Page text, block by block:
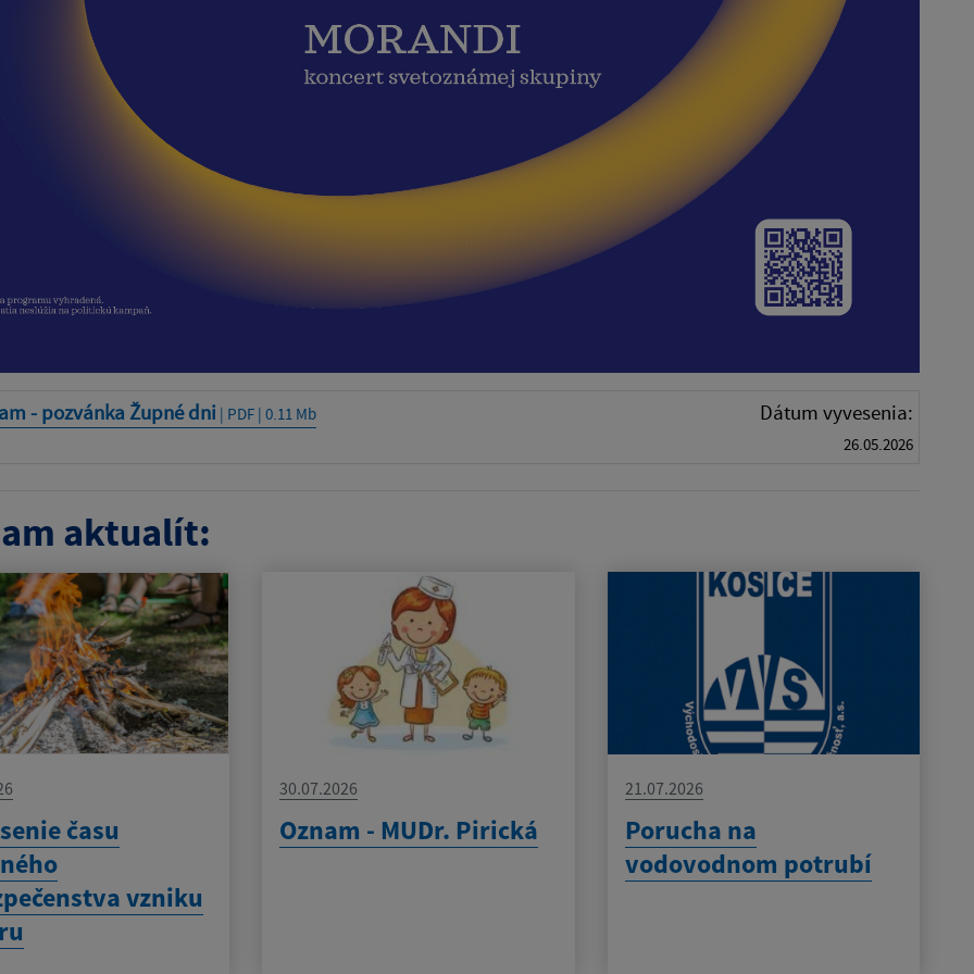
- pozvánka Župné dni | PDF | 0.11 Mb Dátum vyvesenia:
26.05.2026
aktualít:
času
vzniku
30.07.2026
Oznam - MUDr. Pirická
21.07.2026
Porucha na
vodovodnom potrubí